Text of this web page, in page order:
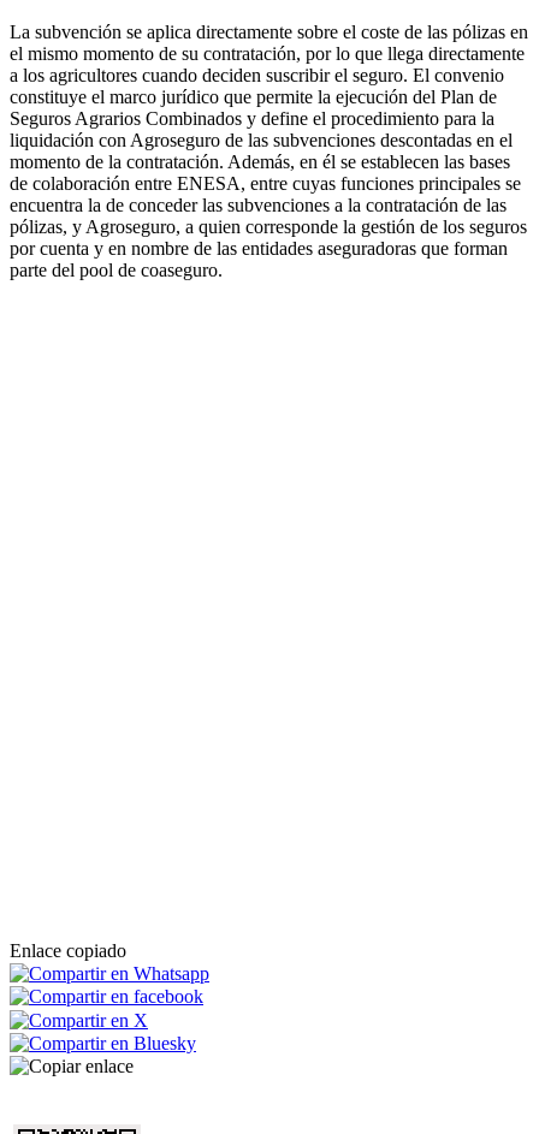
La subvención se aplica directamente sobre el coste de las pólizas en
el mismo momento de su contratación, por lo que llega directamente
a los agricultores cuando deciden suscribir el seguro. El convenio
constituye el marco jurídico que permite la ejecución del Plan de
Seguros Agrarios Combinados y define el procedimiento para la
liquidación con Agroseguro de las subvenciones descontadas en el
momento de la contratación. Además, en él se establecen las bases
de colaboración entre ENESA, entre cuyas funciones principales se
encuentra la de conceder las subvenciones a la contratación de las
pólizas, y Agroseguro, a quien corresponde la gestión de los seguros
por cuenta y en nombre de las entidades aseguradoras que forman
parte del pool de coaseguro.
Enlace copiado